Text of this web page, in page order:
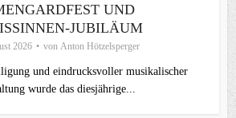
UND
JUBILÄUM
2026 von Anton Hötzelsperger
und eindrucksvoller musikalischer
wurde das diesjährige...